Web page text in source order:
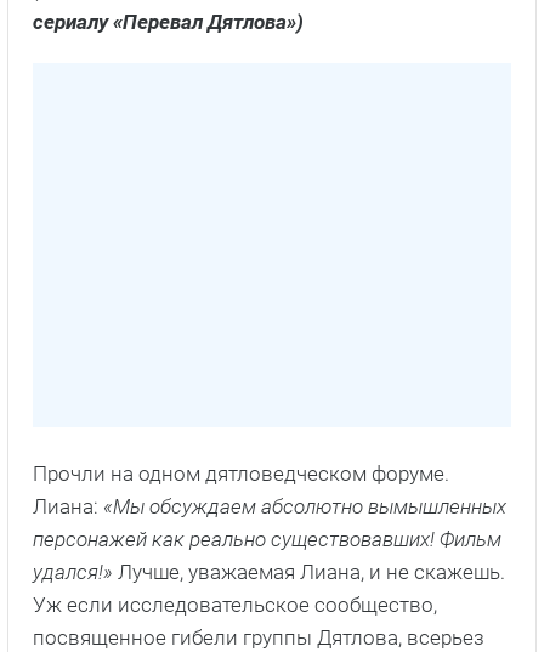
сериалу «Перевал Дятлова»)
Прочли на одном дятловедческом форуме.
Лиана: «Мы обсуждаем абсолютно вымышленных
персонажей как реально существовавших! Фильм
удался!» Лучше, уважаемая Лиана, и не скажешь.
Уж если исследовательское сообщество,
посвященное гибели группы Дятлова, всерьез